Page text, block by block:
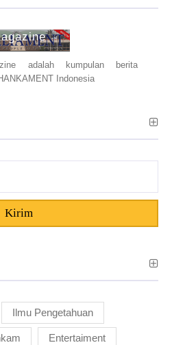
adalah kumpulan berita
Indonesia
Kirim
Ilmu Pengetahuan
Entertaiment